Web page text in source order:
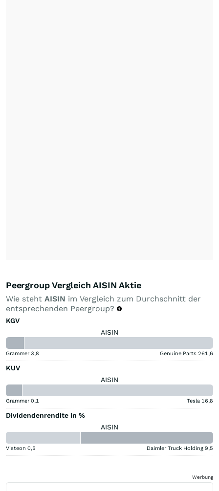
Peergroup Vergleich AISIN Aktie
Wie steht AISIN im Vergleich zum Durchschnitt der
entsprechenden Peergroup?
KGV
AISIN
Grammer 3,8 Genuine Parts 261,6
KUV
AISIN
Grammer 0,1 Tesla 16,8
Dividendenrendite in %
AISIN
Visteon 0,5 Daimler Truck Holding 9,5
Werbung